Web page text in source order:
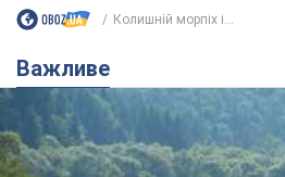
Колишній морпіх і...
Важливе